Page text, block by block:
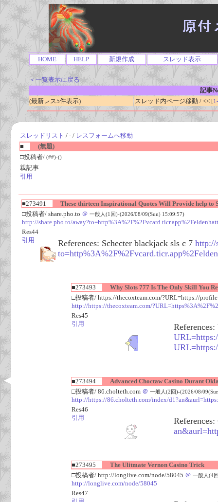
HOME HELP 新規作成 スレッド表示
＜一覧表示に戻る
記事
(最新レス5件表示)
スレッド内ページ移動 / << [
スレッドリスト / - / レスフォームへ移動
■
(無題)
□投稿者/ (##)-()
親記事
引用
■273491
These thirteen Inspirational Quotes Will Provide help to
□投稿者/ share.pho.to ＠ 一般人(1回)-(2026/08/09(Sun) 15:09:57)
http://share.pho.to/
Res44
引用
References: Schecter blackjack sls c 7 http://
■273493
Why Slots 777 Is The Only Skill You
□投稿者/ https://thecoxteam.com/?URL=https://
http://https://thecoxteam.com/
Res45
引用
■273494
Advanced Choctaw Casino Durant
□投稿者/ 86.cholteth.com ＠ 一般人(2回)-(2026/08/
http://https://86.cholteth.com/index/
Res46
引用
■273495
The Ulitmate Vernon Casino Trick
□投稿者/ http://longlive.com/node/58045 ＠ 一般人(4
http://longlive.com/node/58045
Res47